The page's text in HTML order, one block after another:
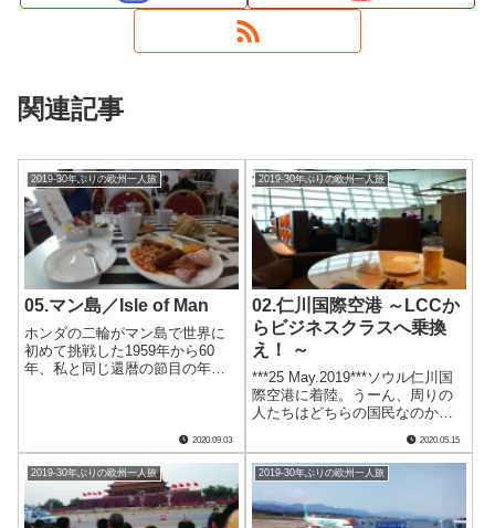
関連記事
2019-30年ぶりの欧州一人旅
05.マン島／Isle of Man
ホンダの二輪がマン島で世界に
初めて挑戦した1959年から60
年、私と同じ還暦の節目の年
て飛行機でアイリッシュ海を渡
って着いたその地は、ＴＴレー
スだけではなくて素晴らしい景
観に恵まれた美しい島だったの
です。
2020.09.03
2019-30年ぶりの欧州一人旅
02.仁川国際空港 ～LCCか
らビジネスクラスへ乗換
え！ ～
***25 May.2019***ソウル仁川国
際空港に着陸。うーん、周りの
人たちはどちらの国民なのか見
の空港に着いたとは思えませ
ん。でも、前を歩いている年配
の女性は地元の方で間違いない
でしょう。髪型からして。仁
川.....
2020.05.15
2019-30年ぶりの欧州一人旅 2019-30年ぶりの欧州一人旅